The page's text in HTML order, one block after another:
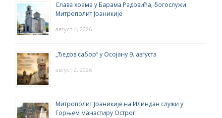
Слава храма у Барама Радовића, богослужи
Митрополит Јоаникије
август 4, 2026
„Ђедов сабор“ у Осојану 9. августа
август 2, 2026
Митрополит Јоаникије на Илиндан служи у
Горњем манастиру Острог